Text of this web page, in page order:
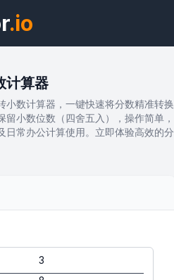
.io
计算器
小数计算器，一键快速将分数精准转换
留小数位数（四舍五入），操作简单，
日常办公计算使用。立即体验高效的分